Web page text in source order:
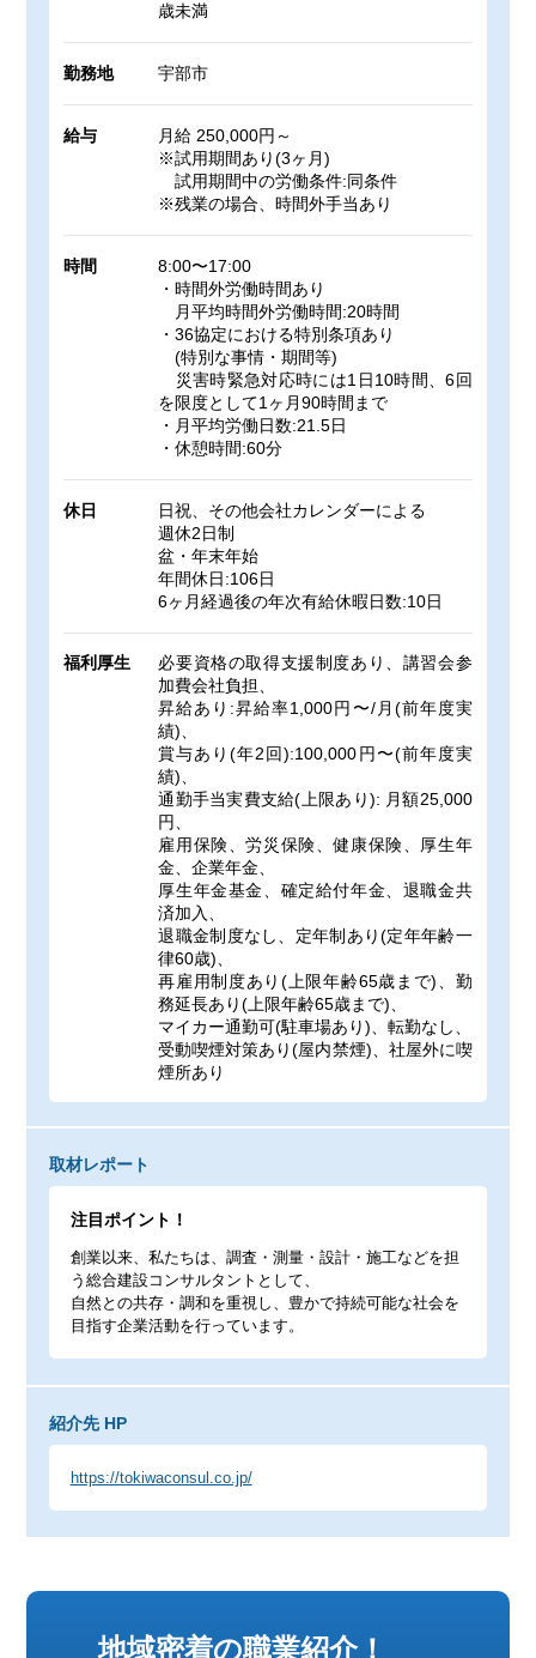
歳未満
勤務地 宇部市
給与
月給 250,000円～
※試用期間あり(3ヶ月)
試用期間中の労働条件:同条件
※残業の場合、時間外手当あり
時間
8:00〜17:00
・時間外労働時間あり
月平均時間外労働時間:20時間
・36協定における特別条項あり
(特別な事情・期間等)
災害時緊急対応時には1日10時間、6回
を限度として1ヶ月90時間まで
・月平均労働日数:21.5日
・休憩時間:60分
休日
日祝、その他会社カレンダーによる
週休2日制
盆・年末年始
年間休日:106日
6ヶ月経過後の年次有給休暇日数:10日
福利厚生
必要資格の取得支援制度あり、講習会参
加費会社負担、
昇給あり:昇給率1,000円〜/月(前年度実
績)、
賞与あり(年2回):100,000円〜(前年度実
績)、
通勤手当実費支給(上限あり): 月額25,000
円、
雇用保険、労災保険、健康保険、厚生年
金、企業年金、
厚生年金基金、確定給付年金、退職金共
済加入、
退職金制度なし、定年制あり(定年年齢一
律60歳)、
再雇用制度あり(上限年齢65歳まで)、勤
務延長あり(上限年齢65歳まで)、
マイカー通勤可(駐車場あり)、転勤なし、
受動喫煙対策あり(屋内禁煙)、社屋外に喫
煙所あり
取材レポート
注目ポイント！
創業以来、私たちは、調査・測量・設計・施工などを担
う総合建設コンサルタントとして、
自然との共存・調和を重視し、豊かで持続可能な社会を
目指す企業活動を行っています。
紹介先 HP
https://tokiwaconsul.co.jp/
地域密着の職業紹介！